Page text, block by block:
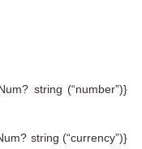
string (“number”)}
string (“currency”)}